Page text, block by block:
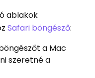
ablakok
Safari böngésző:
a Mac
szeretné a